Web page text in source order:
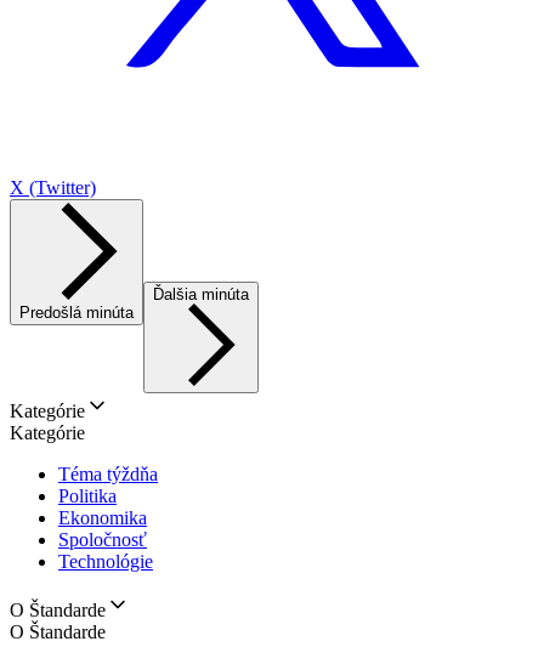
X (Twitter)
Predošlá minúta
Ďalšia minúta
Kategórie
Kategórie
Téma týždňa
Politika
Ekonomika
Spoločnosť
Technológie
O Štandarde
O Štandarde